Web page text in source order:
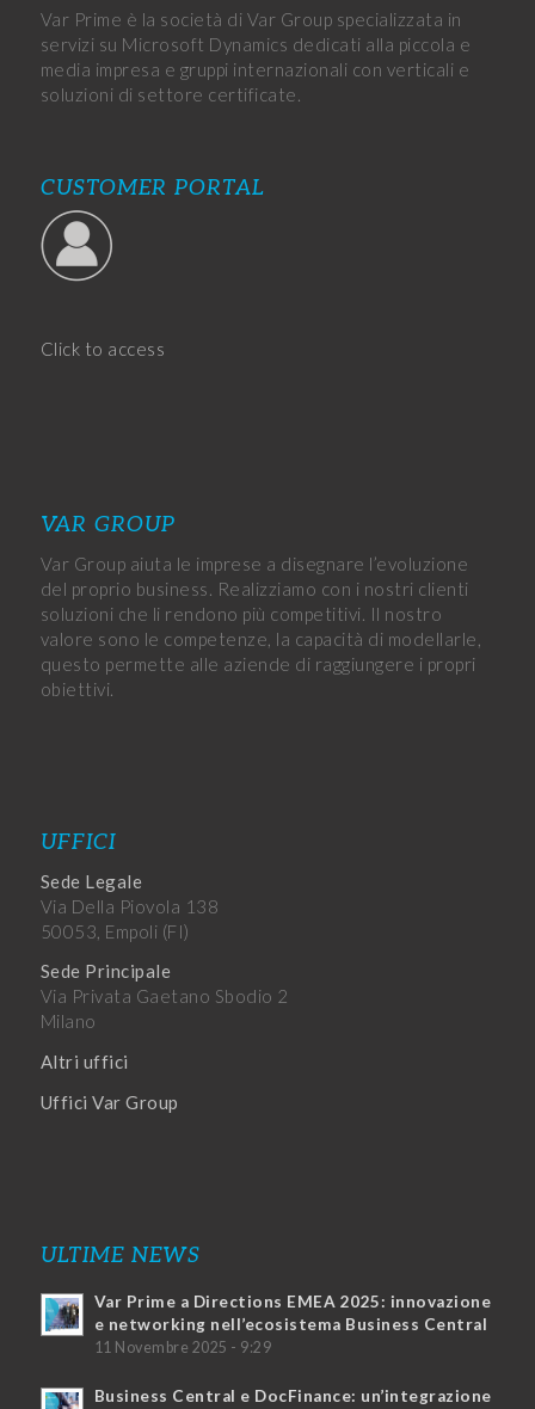
Var Prime è la società di Var Group specializzata in
servizi su Microsoft Dynamics dedicati alla piccola e
media impresa e gruppi internazionali con verticali e
soluzioni di settore certificate.
CUSTOMER PORTAL
Click to access
VAR GROUP
Var Group aiuta le imprese a disegnare l’evoluzione
del proprio business. Realizziamo con i nostri clienti
soluzioni che li rendono più competitivi. Il nostro
valore sono le competenze, la capacità di modellarle,
questo permette alle aziende di raggiungere i propri
obiettivi.
UFFICI
Sede Legale
Via Della Piovola 138
50053, Empoli (FI)
Sede Principale
Via Privata Gaetano Sbodio 2
Milano
Altri uffici
Uffici Var Group
ULTIME NEWS
Var Prime a Directions EMEA 2025: innovazione
e networking nell’ecosistema Business Central
11 Novembre 2025 - 9:29
Business Central e DocFinance: un’integrazione